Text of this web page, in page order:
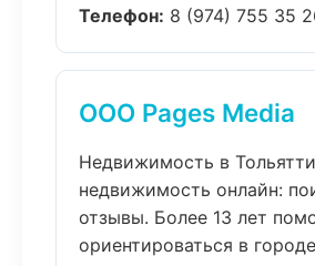
Телефон: 8 (974) 755 35
ООО Pages Media
Недвижимость в Тольятти
недвижимость онлайн:
отзывы. Более 13 лет
ориентироваться в